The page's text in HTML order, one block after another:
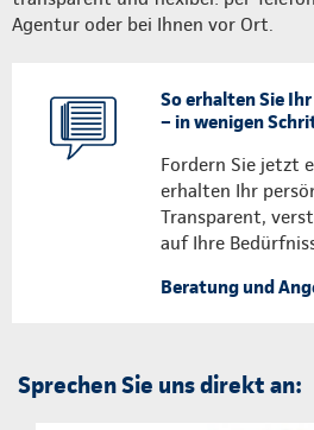
Agentur oder bei Ihnen vor Ort.
So erhalten Sie
– in wenigen
Fordern Sie jetzt
erhalten Ihr
Transparent,
auf Ihre
Beratung und
Sprechen Sie uns direkt an: